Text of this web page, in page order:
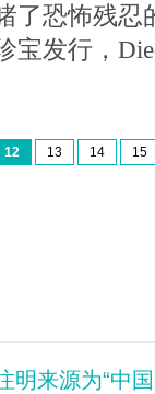
了恐怖残忍
发行，
12 13 14 15
明来源为“中